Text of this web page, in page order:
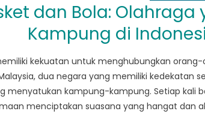
dan Bola:
Kampung di
kekuatan untuk menghubungkan
dua negara yang memiliki kedekatan
menyatukan kampung-kampung. Setiap kali
menciptakan suasana yang hangat dan